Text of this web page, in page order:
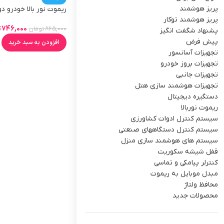
پریز هوشمند
پریز هوشمند توکار
پشنهاد شگفت انگیز
پیش فرض
تجهیزات آسانسور
تجهیزات بروز خودرو
تجهیزات جانبی
تجهیزات هوشمند سازی هتل
دستگیره دیجیتال
ریموت نوربالا
سیستم کنترل ادوات کشاورزی
سیستم کنترل دستگاههای صنعتی
سیستم های هوشمند سازی منزل
قفل شیشه سکوریت
کنترلر پیامکی و تماسی
مبدل موبایل به ریموت
محافظ ولتاژ
محصولات جدید
ریموت نور بالا خودرو
865,000تومان 746,000
افزودن به سبد خرید